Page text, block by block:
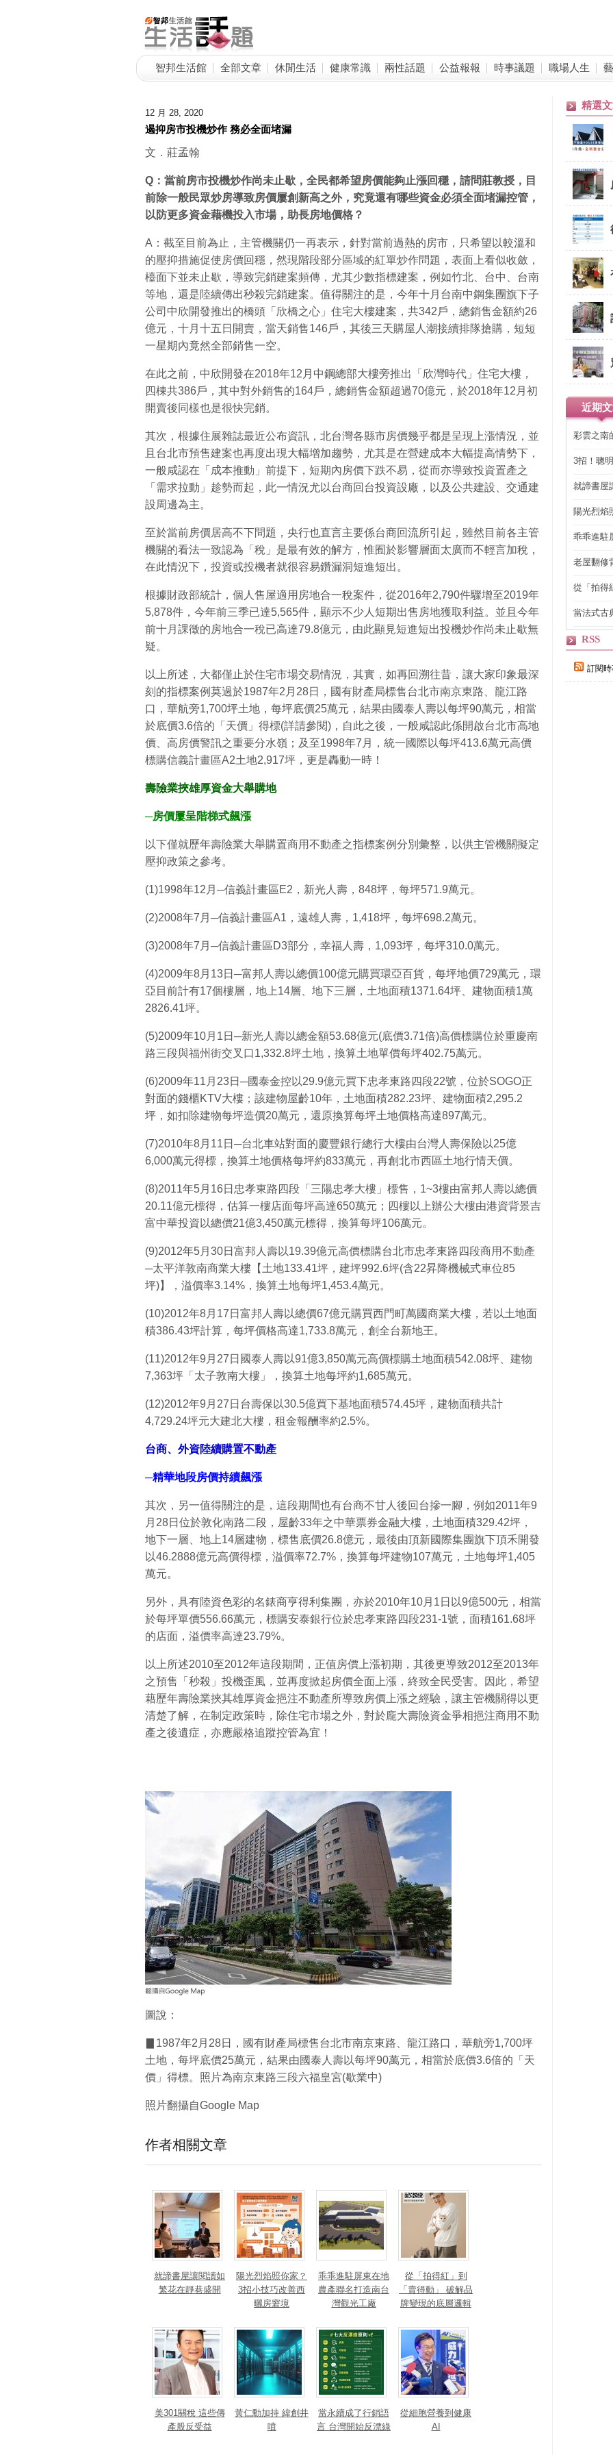
智邦生活館 全部文章 休閒生活 健康常識 兩性話題 公益報報 時事議題 職場人生
12 月 28, 2020
遏抑房市投機炒作 務必全面堵漏
文．莊孟翰
Q ：當前房市投機炒作尚未止歇，全民都希望房價能夠止漲回穩，請問莊教授，目
前除一般民眾炒房導致房價屢創新高之外，究竟還有哪些資金必須全面堵漏控管，
以防更多資金藉機投入市場，助長房地價格？
A：截至目前為止，主管機關仍一再表示，針對當前過熱的房市，只希望以較溫和
的壓抑措施促使房價回穩，然現階段部分區域的紅單炒作問題，表面上看似收斂，
檯面下並未止歇，導致完銷建案頻傳，尤其少數指標建案，例如竹北、台中、台南
等地，還是陸續傳出秒殺完銷建案。值得關注的是，今年十月台南中鋼集團旗下子
公司中欣開發推出的橋頭「欣橋之心」住宅大樓建案，共342戶，總銷售金額約26
億元，十月十五日開賣，當天銷售146戶，其後三天購屋人潮接續排隊搶購，短短
一星期內竟然全部銷售一空。
在此之前，中欣開發在2018年12月中鋼總部大樓旁推出「欣灣時代」住宅大樓，
四棟共386戶，其中對外銷售的164戶，總銷售金額超過70億元，於2018年12月初
開賣後同樣也是很快完銷。
其次，根據住展雜誌最近公布資訊，北台灣各縣市房價幾乎都是呈現上漲情況，並
且台北市預售建案也再度出現大幅增加趨勢，尤其是在營建成本大幅提高情勢下，
一般咸認在「成本推動」前提下，短期內房價下跌不易，從而亦導致投資置產之
「需求拉動」趁勢而起，此一情況尤以台商回台投資設廠，以及公共建設、交通建
設周邊為主。
至於當前房價居高不下問題，央行也直言主要係台商回流所引起，雖然目前各主管
機關的看法一致認為「稅」是最有效的解方，惟囿於影響層面太廣而不輕言加稅，
在此情況下，投資或投機者就很容易鑽漏洞短進短出。
根據財政部統計，個人售屋適用房地合一稅案件，從2016年2,790件驟增至2019年
5,878件，今年前三季已達5,565件，顯示不少人短期出售房地獲取利益。並且今年
前十月課徵的房地合一稅已高達79.8億元，由此顯見短進短出投機炒作尚未止歇無
疑。
以上所述，大都僅止於住宅市場交易情況，其實，如再回溯往昔，讓大家印象最深
刻的指標案例莫過於1987年2月28日，國有財產局標售台北市南京東路、龍江路
口，華航旁1,700坪土地，每坪底價25萬元，結果由國泰人壽以每坪90萬元，相當
於底價3.6倍的「天價」得標(詳請參閱)，自此之後，一般咸認此係開啟台北市高地
價、高房價警訊之重要分水嶺；及至1998年7月，統一國際以每坪413.6萬元高價
標購信義計畫區A2土地2,917坪，更是轟動一時！
壽險業挾雄厚資金大舉購地
─房價屢呈階梯式飆漲
以下僅就歷年壽險業大舉購置商用不動產之指標案例分別彙整，以供主管機關擬定
壓抑政策之參考。
(1)1998年12月─信義計畫區E2，新光人壽，848坪，每坪571.9萬元。
(2)2008年7月─信義計畫區A1，遠雄人壽，1,418坪，每坪698.2萬元。
(3)2008年7月─信義計畫區D3部分，幸福人壽，1,093坪，每坪310.0萬元。
(4)2009年8月13日─富邦人壽以總價100億元購買環亞百貨，每坪地價729萬元，環
亞目前計有17個樓層，地上14層、地下三層，土地面積1371.64坪、建物面積1萬
2826.41坪。
(5)2009年10月1日─新光人壽以總金額53.68億元(底價3.71倍)高價標購位於重慶南
路三段與福州街交叉口1,332.8坪土地，換算土地單價每坪402.75萬元。
(6)2009年11月23日─國泰金控以29.9億元買下忠孝東路四段22號，位於SOGO正
對面的錢櫃KTV大樓；該建物屋齡10年，土地面積282.23坪、建物面積2,295.2
坪，如扣除建物每坪造價20萬元，還原換算每坪土地價格高達897萬元。
(7)2010年8月11日─台北車站對面的慶豐銀行總行大樓由台灣人壽保險以25億
6,000萬元得標，換算土地價格每坪約833萬元，再創北市西區土地行情天價。
(8)2011年5月16日忠孝東路四段「三陽忠孝大樓」標售，1~3樓由富邦人壽以總價
20.11億元標得，估算一樓店面每坪高達650萬元；四樓以上辦公大樓由港資背景吉
富中華投資以總價21億3,450萬元標得，換算每坪106萬元。
(9)2012年5月30日富邦人壽以19.39億元高價標購台北市忠孝東路四段商用不動產
─太平洋敦南商業大樓【土地133.41坪，建坪992.6坪(含22昇降機械式車位85
坪)】，溢價率3.14%，換算土地每坪1,453.4萬元。
(10)2012年8月17日富邦人壽以總價67億元購買西門町萬國商業大樓，若以土地面
積386.43坪計算，每坪價格高達1,733.8萬元，創全台新地王。
(11)2012年9月27日國泰人壽以91億3,850萬元高價標購土地面積542.08坪、建物
7,363坪「太子敦南大樓」，換算土地每坪約1,685萬元。
(12)2012年9月27日台壽保以30.5億買下基地面積574.45坪，建物面積共計
4,729.24坪元大建北大樓，租金報酬率約2.5%。
台商、外資陸續購置不動產
─精華地段房價持續飆漲
其次，另一值得關注的是，這段期間也有台商不甘人後回台摻一腳，例如2011年9
月28日位於敦化南路二段，屋齡33年之中華票券金融大樓，土地面積329.42坪，
地下一層、地上14層建物，標售底價26.8億元，最後由頂新國際集團旗下頂禾開發
以46.2888億元高價得標，溢價率72.7%，換算每坪建物107萬元，土地每坪1,405
萬元。
另外，具有陸資色彩的名錶商亨得利集團，亦於2010年10月1日以9億500元，相當
於每坪單價556.66萬元，標購安泰銀行位於忠孝東路四段231-1號，面積161.68坪
的店面，溢價率高達23.79%。
以上所述2010至2012年這段期間，正值房價上漲初期，其後更導致2012至2013年
之預售「秒殺」投機歪風，並再度掀起房價全面上漲，終致全民受害。因此，希望
藉歷年壽險業挾其雄厚資金挹注不動產所導致房價上漲之經驗，讓主管機關得以更
清楚了解，在制定政策時，除住宅市場之外，對於龐大壽險資金爭相挹注商用不動
產之後遺症，亦應嚴格追蹤控管為宜！
圖說：
▊1987年2月28日，國有財產局標售台北市南京東路、龍江路口，華航旁1,700坪
土地，每坪底價25萬元，結果由國泰人壽以每坪90萬元，相當於底價3.6倍的「天
價」得標。照片為南京東路三段六福皇宮(歇業中)
照片翻攝自Google Map
作者相關文章
就諦書屋讓閱讀如
繁花在靜巷盛開
陽光烈焰照你家？
3招小技巧改善西
曬房窘境
乖乖進駐屏東在地
農產聯名打造南台
灣觀光工廠
從「拍得紅」到
「賣得動」 破解品
牌變現的底層邏輯
美301關稅 這些傳
產股反受益
黃仁勳加持 緯創井
噴
當永續成了行銷語
言 台灣開始反漂綠
從細胞營養到健康
AI
精選
近期
彩雲之南
3招！聰
就諦書屋
陽光烈焰
乖乖進駐
老屋翻修
從「拍得
當法式古
RSS
訂閱